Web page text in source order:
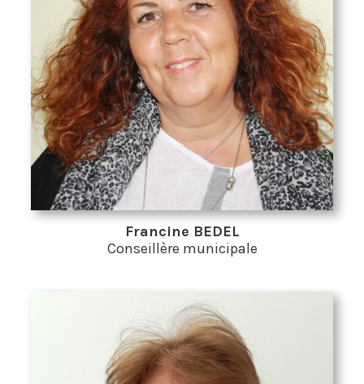
Francine BEDEL
Conseillère municipale